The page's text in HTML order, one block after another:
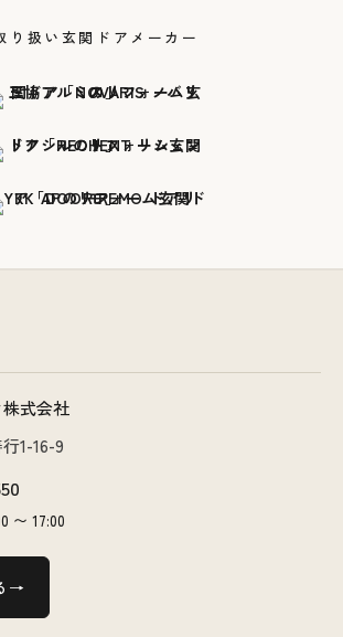
り扱い玄関ドアメーカー
式会社
1-16-9
〜 17:00